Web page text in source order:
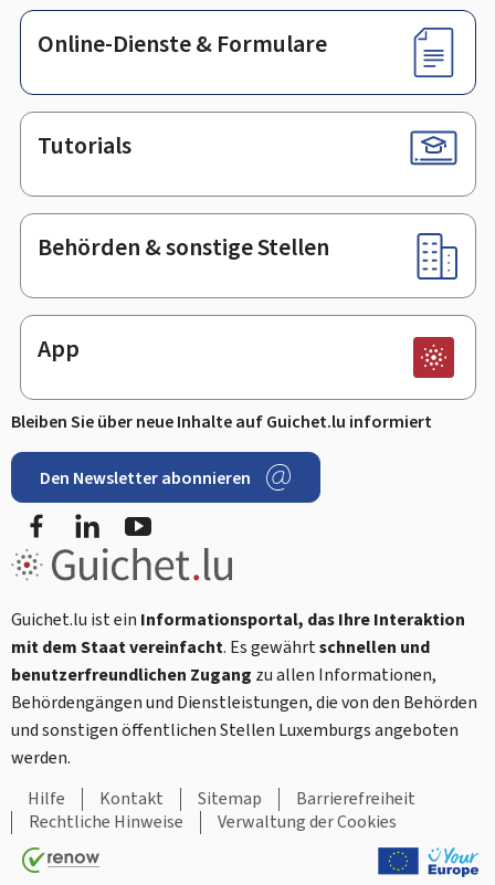
Online-Dienste & Formulare
Tutorials
Behörden & sonstige Stellen
App
Bleiben Sie über neue Inhalte auf Guichet.lu informiert
Den Newsletter abonnieren
FacebookLinkedIn
Guichet.lu ist ein Informationsportal, das Ihre Interaktion
mit dem Staat vereinfacht. Es gewährtschnellen und
benutzerfreundlichen Zugang zu allen Informationen,
Behördengängen und Dienstleistungen, die von den Behörden
und sonstigen öffentlichen Stellen Luxemburgs angeboten
werden.
Hilfe
Kontakt Sitemap
Barrierefreiheit
Rechtliche Hinweise
Verwaltung der Cookies